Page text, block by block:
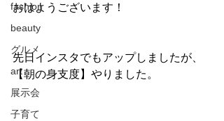
fashion
beauty
グルメ
art
展示会
子育て
おはようございます！
先日インスタでもアップしましたが、
【朝の身支度】やりました。